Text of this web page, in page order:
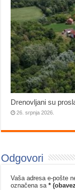
Drenovljani su
26. srpnja 2026.
Odgovori
Vaša adresa e-pošte
označena sa*